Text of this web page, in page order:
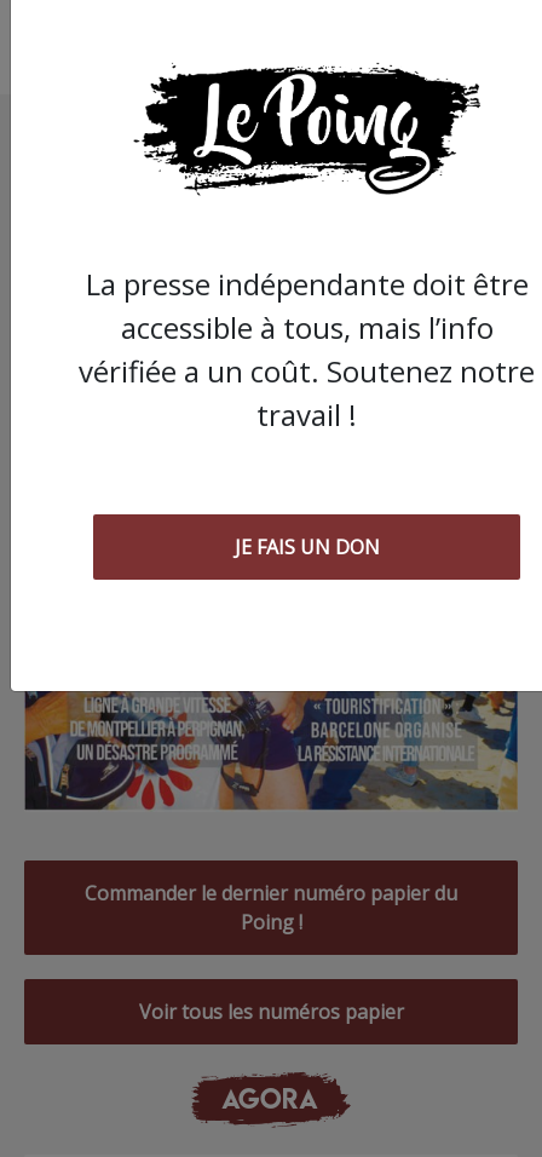
Commander le dernier numéro papier du
Poing !
Voir tous les numéros papier
AGORA
La presse indépendante doit être
accessible à tous, mais l’info
vérifiée a un coût. Soutenez notre
travail !
JE FAIS UN DON